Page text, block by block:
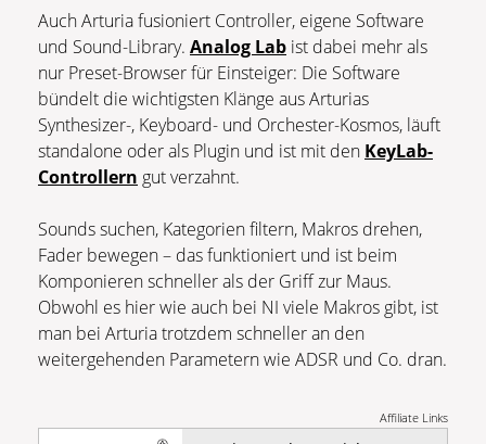
Auch Arturia fusioniert Controller, eigene Software
und Sound-Library. Analog Lab ist dabei mehr als
nur Preset-Browser für Einsteiger: Die Software
bündelt die wichtigsten Klänge aus Arturias
Synthesizer-, Keyboard- und Orchester-Kosmos, läuft
standalone oder als Plugin und ist mit den KeyLab-
Controllern gut verzahnt.
Sounds suchen, Kategorien filtern, Makros drehen,
Fader bewegen – das funktioniert und ist beim
Komponieren schneller als der Griff zur Maus.
Obwohl es hier wie auch bei NI viele Makros gibt, ist
man bei Arturia trotzdem schneller an den
weitergehenden Parametern wie ADSR und Co. dran.
Affiliate Links